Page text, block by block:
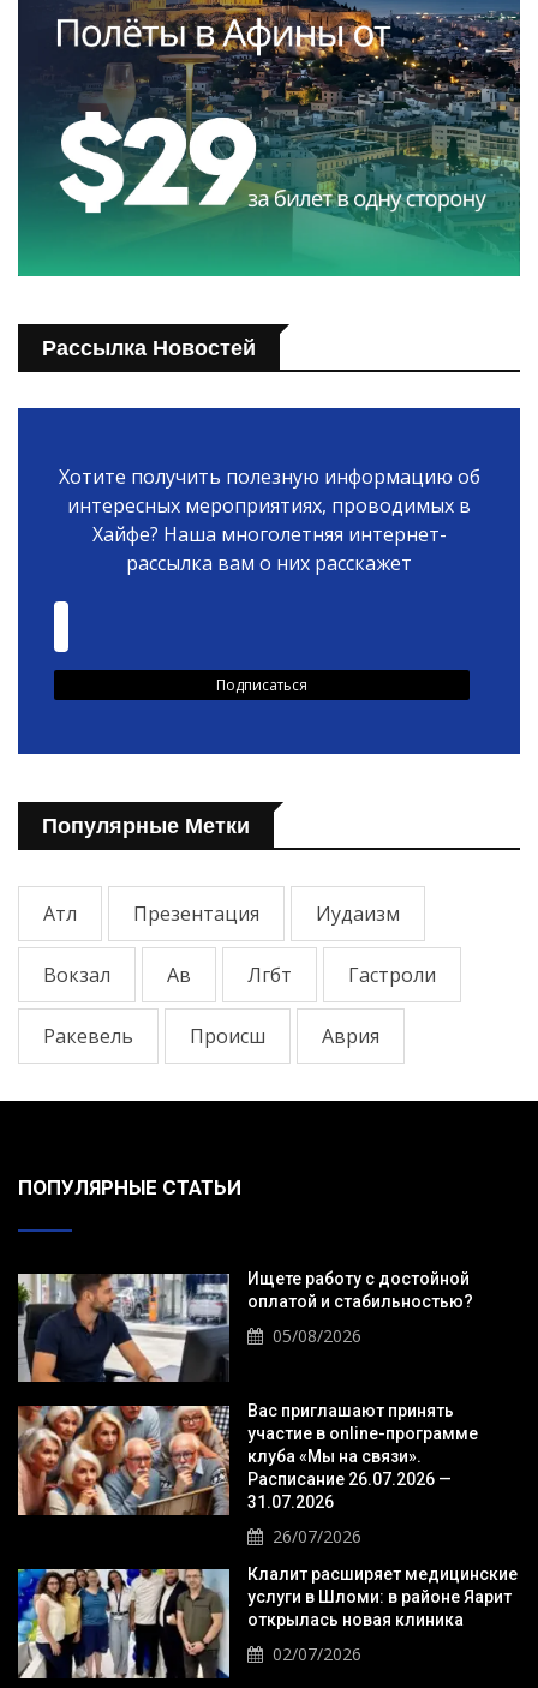
Рассылка Новостей
Хотите получить полезную информацию об
интересных мероприятиях, проводимых в
Хайфе? Наша многолетняя интернет-
рассылка вам о них расскажет
Популярные Метки
Атл Презентация Иудаизм
Вокзал Ав Лгбт Гастроли
Ракевель Происш Аврия
ПОПУЛЯРНЫЕ СТАТЬИ
Ищете работу с достойной
оплатой и стабильностью?
05/08/2026
Вас приглашают принять
участие в online-программе
клуба «Мы на связи».
Расписание 26.07.2026 —
31.07.2026
26/07/2026
Клалит расширяет медицинские
услуги в Шломи: в районе Яарит
открылась новая клиника
02/07/2026